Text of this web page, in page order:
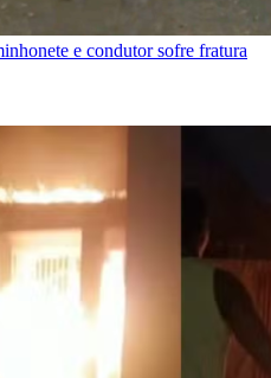
e condutor sofre fratura